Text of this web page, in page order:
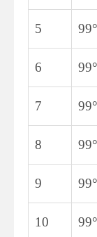
5
6
7
8
9
10